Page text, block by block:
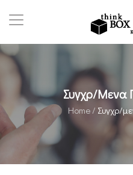
Συγχρ/μενα
Home/ Συγχρ/